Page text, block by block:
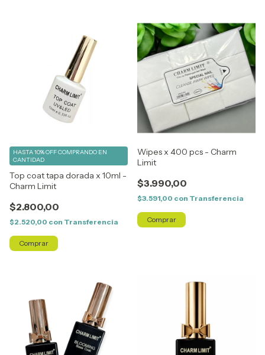
Top coat tapa dorada x 10ml -
Charm Limit
$2.800,00
HASTA 10% OFFCOMPRANDO EN
CANTIDAD
$2.520,00 con Transferencia
Wipes x 400 pcs - Charm
Limit
$3.990,00
$3.591,00 con Transferencia